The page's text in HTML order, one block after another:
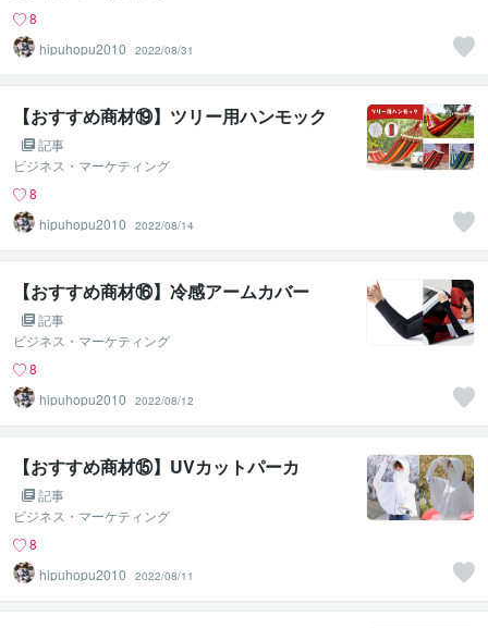
8
hipuhopu2010
2022/08/31
【おすすめ商材⑲】ツリー用ハンモック
記事
ビジネス・マーケティング
8
hipuhopu2010
2022/08/14
【おすすめ商材⑯】冷感アームカバー
記事
ビジネス・マーケティング
8
hipuhopu2010
2022/08/12
【おすすめ商材⑮】UVカットパーカ
記事
ビジネス・マーケティング
8
hipuhopu2010
2022/08/11